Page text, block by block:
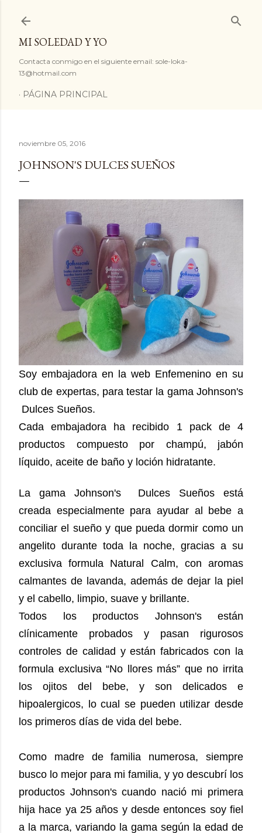
MI SOLEDAD Y YO
Contacta conmigo en el siguiente email: sole-loka-
13@hotmail.com
PÁGINA PRINCIPAL
noviembre 05, 2016
JOHNSON'S DULCES SUEÑOS
Soy embajadora en la web Enfemenino en su
club de expertas, para testar la gama Johnson's
Dulces Sueños.
Cada embajadora ha recibido 1 pack de 4
productos compuesto por champú, jabón
líquido, aceite de baño y loción hidratante.
La gama Johnson's Dulces Sueños está
creada especialmente para ayudar al bebe a
conciliar el sueño y que pueda dormir como un
angelito durante toda la noche, gracias a su
exclusiva formula Natural Calm, con aromas
calmantes de lavanda, además de dejar la piel
y el cabello, limpio, suave y brillante.
Todos los productos Johnson's están
clínicamente probados y pasan rigurosos
controles de calidad y están fabricados con la
formula exclusiva “No llores más” que no irrita
los ojitos del bebe, y son delicados e
hipoalergicos, lo cual se pueden utilizar desde
los primeros días de vida del bebe.
Como madre de familia numerosa, siempre
busco lo mejor para mi familia, y yo descubrí los
productos Johnson's cuando nació mi primera
hija hace ya 25 años y desde entonces soy fiel
a la marca, variando la gama según la edad de